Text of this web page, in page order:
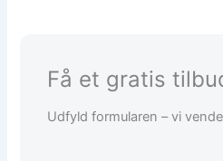
Få et gratis
Udfyld formularen – vi